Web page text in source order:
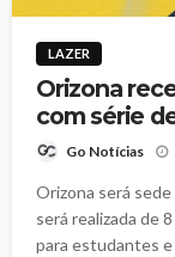
LAZER
Orizona
com série
Go Notícias
Orizona será
será realizada de
para estudantes e